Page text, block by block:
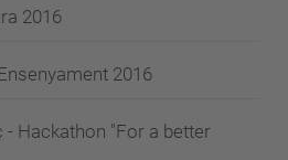
2016
2016
- Hackathon "For a better